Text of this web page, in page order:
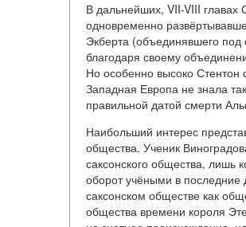
В дальнейших, VII-VIII главах
одновременно
Экберта (объединявшего под
благодаря своему
Но особенно высоко Стентон
Западная Европа не знала
правильной датой смерти
Наибольший интерес
общества. Ученик
саксонского общества,
оборот учёными в последние
саксонском обществе как
общества времени короля